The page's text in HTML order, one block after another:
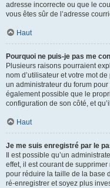
adresse incorrecte ou que le
vous êtes sûr de l’adresse
Haut
Pourquoi ne puis-je pas me
Plusieurs raisons pourraient
nom d’utilisateur et votre mot
un administrateur du forum
également possible que le
configuration de son côté, et
Haut
Je me suis enregistré par le
Il est possible qu’un
effet, il est courant de
pour réduire la taille de la base
ré-enregistrer et soyez plus